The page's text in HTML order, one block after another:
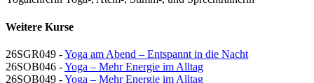
Weitere Kurse
26SGR049 -Yoga am Abend – Entspannt in die Nacht
26SOB046 -Yoga – Mehr Energie im Alltag
26SOB049 -Yoga – Mehr Energie im Alltag